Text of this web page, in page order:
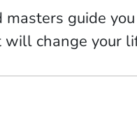
guide
will change your